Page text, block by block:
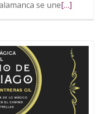
se uneLeer
guiadas
gratuitas
Fundos
Fórum
[…]